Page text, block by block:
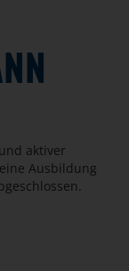
aktiver
Ausbildung